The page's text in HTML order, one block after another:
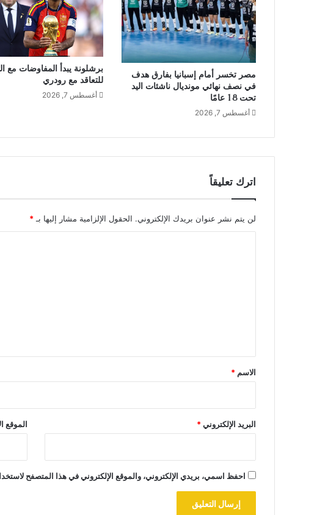
مصر تخسر أمام إسبانيا بفارق هدف
في نصف نهائي مونديال ناشئات اليد
تحت 18 عامًا
أغسطس 7, 2026
برشلونة يبدأ المفاوضات مع
للتعاقد مع رودري
أغسطس 7, 2026
اترك تعليقاً
لن يتم نشر عنوان بريدك الإلكتروني. الحقول الإلزامية مشار إليها بـ *
*
الاسم *
البريد الإلكتروني* الموقع
احفظ اسمي، بريدي الإلكتروني، والموقع الإلكتروني في هذا المتصفح